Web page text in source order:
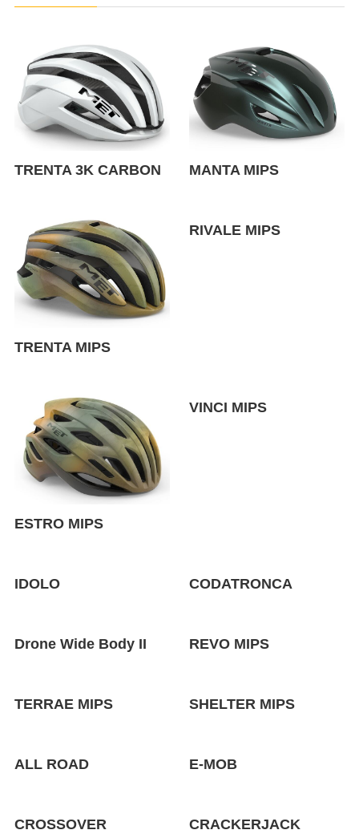
TRENTA 3K CARBON MANTA MIPS
TRENTA MIPS
RIVALE MIPS
ESTRO MIPS
VINCI MIPS
IDOLO CODATRONCA
Drone Wide Body II REVO MIPS
TERRAE MIPS SHELTER MIPS
ALL ROAD E-MOB
CROSSOVER CRACKERJACK